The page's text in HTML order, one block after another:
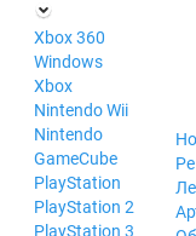
П
ла
т
ф
ор
м
ы
Xbox 360
Windows
Xbox
Nintendo Wii
Nintendo
GameCube
PlayStation
PlayStation 2
PlayStation 3